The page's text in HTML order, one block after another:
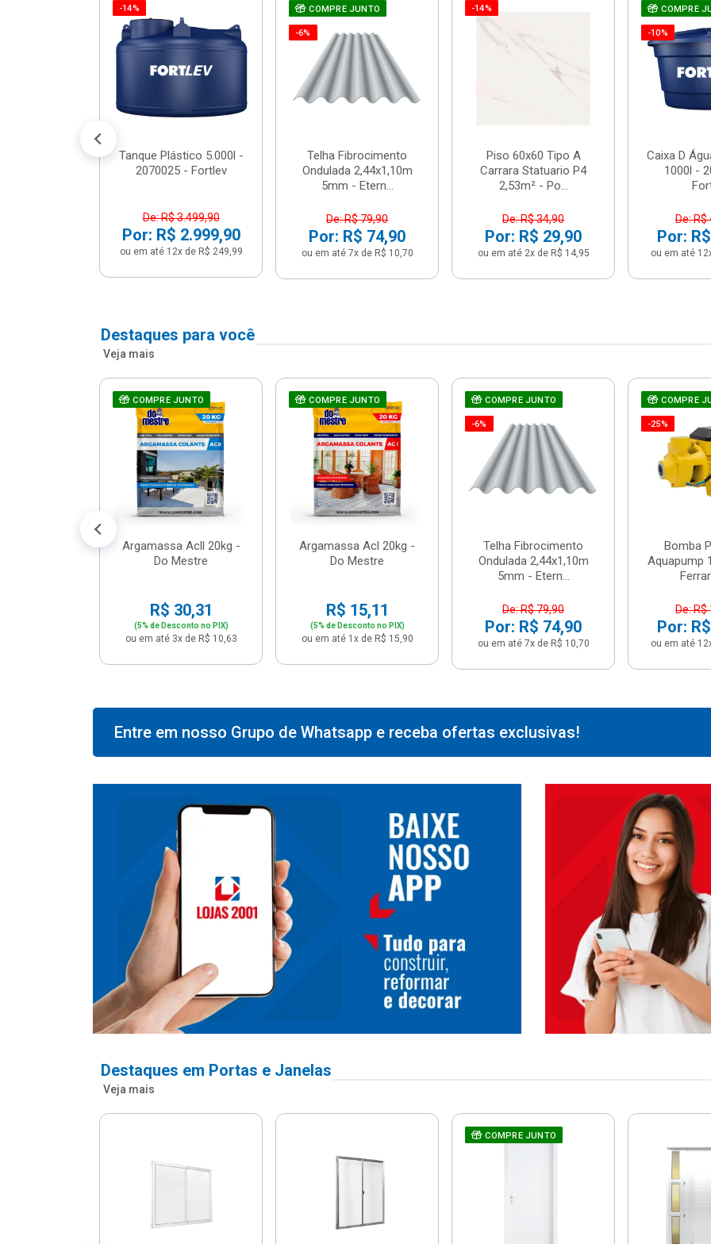
-14%
Tanque Plástico 5.000l -
2070025 - Fortlev
De: R$ 3.499,90
Por: R$ 2.999,90
ou em até 12x de R$ 249,99
COMPRE JUNTO
-6%
Telha Fibrocimento
Ondulada 2,44x1,10m
5mm - Etern...
De: R$ 79,90
Por: R$ 74,90
ou em até 7x de R$ 10,70
-14%
Piso 60x60 Tipo A
Carrara Statuario P4
2,53m² - Po...
De: R$ 34,90
Por: R$ 29,90
ou em até 2x de R$ 14,95
COMPRE
-10%
Caixa D
1000l -
De: R$
Por:
ou em até
Destaques para você
Veja mais
COMPRE JUNTO
Argamassa Acll 20kg -
Do Mestre
R$ 30,31
(5% de Desconto no PIX)
ou em até 3x de R$ 10,63
COMPRE JUNTO
Argamassa Acl 20kg -
Do Mestre
R$ 15,11
(5% de Desconto no PIX)
ou em até 1x de R$ 15,90
COMPRE JUNTO
-6%
Telha Fibrocimento
Ondulada 2,44x1,10m
5mm - Etern...
De: R$ 79,90
Por: R$ 74,90
ou em até 7x de R$ 10,70
COMPRE
-25%
Bomba
Aquapump
De: R$
Por:
ou em até
Entre em nosso Grupo de Whatsapp e receba ofertas exclusivas!
Destaques em Portas e Janelas
Veja mais
COMPRE JUNTO